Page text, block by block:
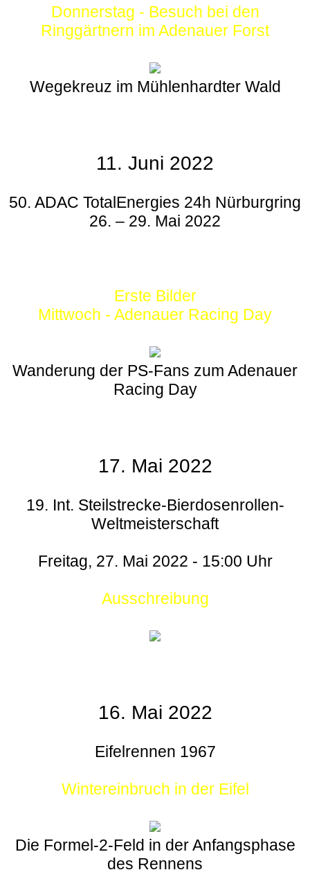
Donnerstag - Besuch bei den
Ringgärtnern im Adenauer Forst
Wegekreuz im Mühlenhardter Wald
11. Juni 2022
50. ADAC TotalEnergies 24h Nürburgring
26. – 29. Mai 2022
Erste Bilder
Mittwoch - Adenauer Racing Day
Wanderung der PS-Fans zum Adenauer
Racing Day
17. Mai 2022
19. Int. Steilstrecke-Bierdosenrollen-
Weltmeisterschaft
Freitag, 27. Mai 2022 - 15:00 Uhr
Ausschreibung
16. Mai 2022
Eifelrennen 1967
Wintereinbruch in der Eifel
Die Formel-2-Feld in der Anfangsphase
des Rennens